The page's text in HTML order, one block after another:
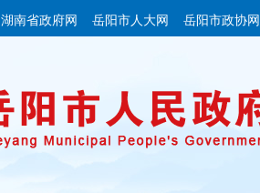
湖南省政府网 岳阳市人大网 岳阳市政协网